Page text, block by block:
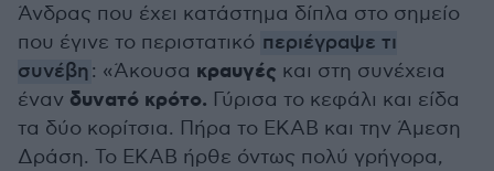
Άνδρας που έχει κατάστημα δίπλα στο σημείο
που έγινε το περιστατικό περιέγραψε τι
συνέβη: «Άκουσα κραυγές και στη συνέχεια
έναν δυνατό κρότο. Γύρισα το κεφάλι και είδα
τα δύο κορίτσια. Πήρα το ΕΚΑΒ και την Άμεση
Δράση. Το ΕΚΑΒ ήρθε όντως πολύ γρήγορα,